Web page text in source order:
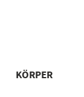
KÖRPER